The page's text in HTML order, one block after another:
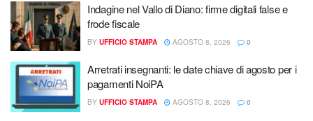
Indagine nel Vallo di Diano: firme digitali false e
frode fiscale
BY UFFICIO STAMPA AGOSTO 8, 2026 0
Arretrati insegnanti: le date chiave di agosto per i
pagamenti NoiPA
BY UFFICIO STAMPA AGOSTO 8, 2026 0